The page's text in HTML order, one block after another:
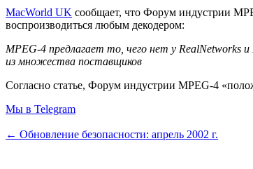
MacWorld UK сообщает, что Форум индустрии
воспроизводиться любым декодером:
MPEG-4 предлагает то, чего нет у
из множества поставщиков
Согласно статье, Форум индустрии MPEG-4
Мы в Telegram
← Обновление безопасности: апрель 2002 г.